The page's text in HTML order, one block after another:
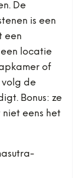
De
is een
een
locatie
of
volg de
Bonus: ze
niet eens het